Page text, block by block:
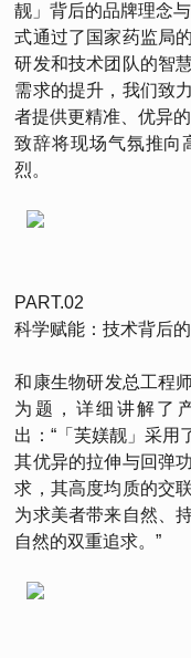
靓」背后的品牌理念
式通过了国家药监局
研发和技术团队的智
需求的提升，我们致
者提供更精准、优异
致辞将现场气氛推向
烈。
PART.02
科学赋能：技术背后
和康生物研发总工程
为题，详细讲解了
出：“「芙媄靓」采
其优异的拉伸与回弹
求，其高度均质的交
为求美者带来自然、
自然的双重追求。”